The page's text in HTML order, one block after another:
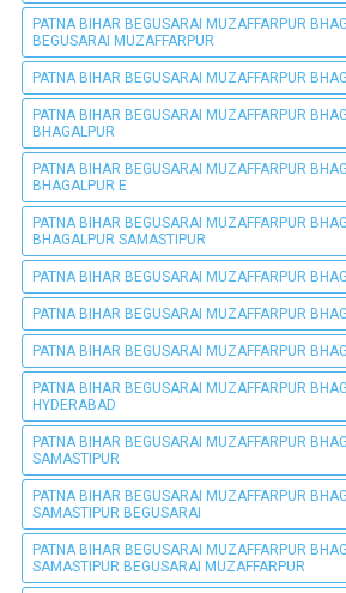
PATNA BIHAR BEGUSARAI MUZAFFARPUR
BEGUSARAI MUZAFFARPUR
PATNA BIHAR BEGUSARAI MUZAFFARPUR
PATNA BIHAR BEGUSARAI MUZAFFARPUR
BHAGALPUR
PATNA BIHAR BEGUSARAI MUZAFFARPUR
BHAGALPUR E
PATNA BIHAR BEGUSARAI MUZAFFARPUR
BHAGALPUR SAMASTIPUR
PATNA BIHAR BEGUSARAI MUZAFFARPUR
PATNA BIHAR BEGUSARAI MUZAFFARPUR
PATNA BIHAR BEGUSARAI MUZAFFARPUR
PATNA BIHAR BEGUSARAI MUZAFFARPUR
HYDERABAD
PATNA BIHAR BEGUSARAI MUZAFFARPUR
SAMASTIPUR
PATNA BIHAR BEGUSARAI MUZAFFARPUR
SAMASTIPUR BEGUSARAI
PATNA BIHAR BEGUSARAI MUZAFFARPUR
SAMASTIPUR BEGUSARAI MUZAFFARPUR